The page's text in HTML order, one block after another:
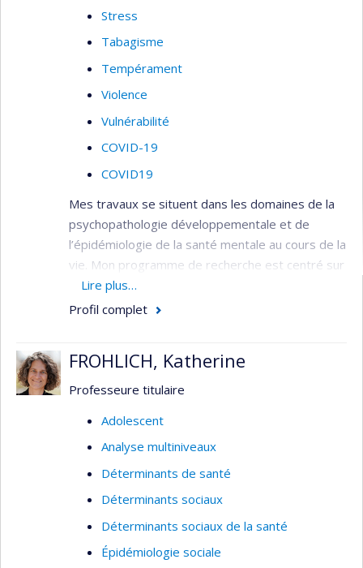
Stress
Tabagisme
Tempérament
Violence
Vulnérabilité
COVID-19
COVID19
Mes travaux se situent dans les domaines de la
psychopathologie développementale et de
l’épidémiologie de la santé mentale au cours de la
vie. Mon programme de recherche est centré sur
l’étude de la transmission intergénérationnelle
des facteurs de risque pour les problèmes de
préscolaires.
Mon programme comprend deux axes de
recherche et un axe de transfert de
l’axe étiologie ayant pour objectif l’étude
transmission intergénérationnelle des
problèmes de santé mentale;
l’axe prévention ayant pour objectif
Lire plus…
Profil complet
FROHLICH, Katherine
Professeure titulaire
Adolescent
Analyse multiniveaux
Déterminants de santé
Déterminants sociaux
Déterminants sociaux de la santé
Épidémiologie sociale